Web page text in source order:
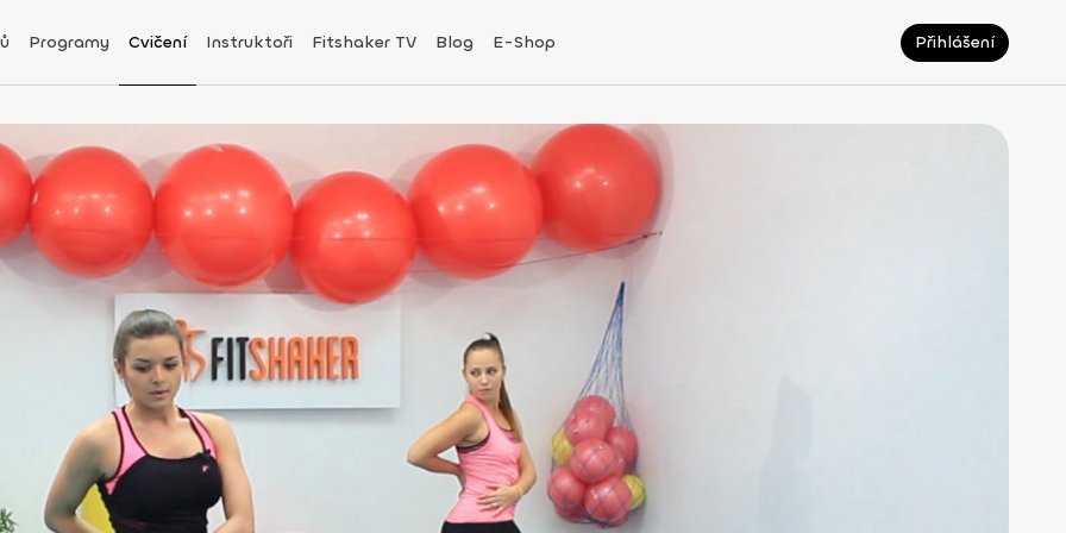
Programy Cvičení Instruktoři Fitshaker TV Blog E-Shop Přihlášení